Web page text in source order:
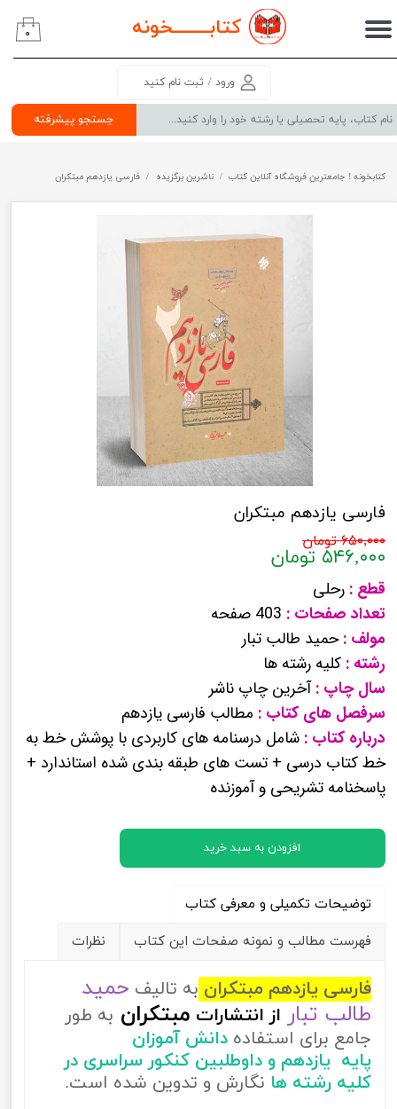
کتابــــــــخونه
جستجو پیشرفته
ورود / ثبت نام کنید
حساب کاربری من
سفارشات
۰
کتابخونه ! جامعترین فروشگاه آنلاین کتاب ناشرین برگزیده فارسی یازدهم مبتکران
فارسی یازدهم مبتکران
۶۵۰,۰۰۰ تومان
۵۴۶,۰۰۰ تومان
قطع : رحلی
تعداد صفحات : 403 صفحه
مولف :حمید طالب تبار
رشته : کلیه رشته ها
سال چاپ :آخرین چاپ ناشر
سرفصل های کتاب : مطالب فارسی یازدهم
درباره کتاب : شامل درسنامه های کاربردی با پوشش خط به
خط کتاب درسی + تست های طبقه بندی شده استاندارد +
پاسخنامه تشریحی و آموزنده
افزودن به سبد خرید
توضیحات تکمیلی و معرفی کتاب
فهرست مطالب و نمونه صفحات این کتاب
نظرات
فارسی یازدهم مبتکران به تالیف حمید
طالب تبار از انتشارات مبتکران به طور
جامع برای استفاده دانش آموزان
پایه یازدهم و داوطلبین کنکور سراسری در
کلیه رشته ها نگارش و تدوین شده است.